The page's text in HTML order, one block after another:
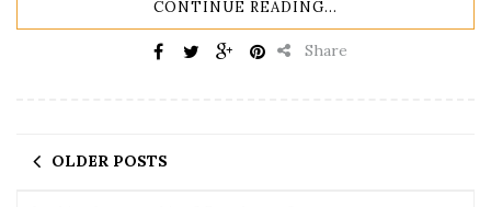
CONTINUE READING...
Share
OLDER POSTS